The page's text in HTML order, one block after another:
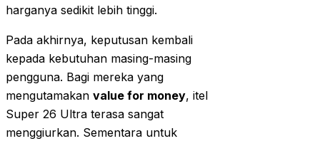
harganya sedikit lebih tinggi.
Pada akhirnya, keputusan kembali
kepada kebutuhan masing-masing
pengguna. Bagi mereka yang
mengutamakan value for money, itel
Super 26 Ultra terasa sangat
menggiurkan. Sementara untuk